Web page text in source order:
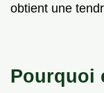
obtient une
Pourquoi